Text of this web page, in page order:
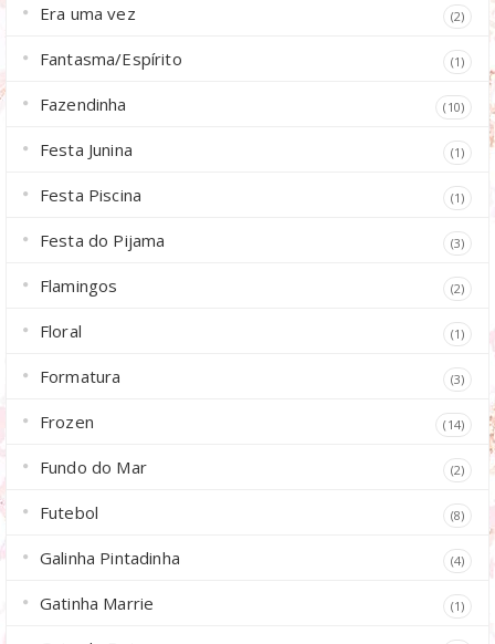
Era uma vez (2)
Fantasma/Espírito (1)
Fazendinha (10)
Festa Junina (1)
Festa Piscina (1)
Festa do Pijama (3)
Flamingos (2)
Floral (1)
Formatura (3)
Frozen (14)
Fundo do Mar (2)
Futebol (8)
Galinha Pintadinha (4)
Gatinha Marrie (1)